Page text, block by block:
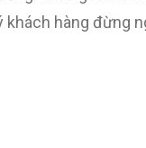
khách hàng đừng